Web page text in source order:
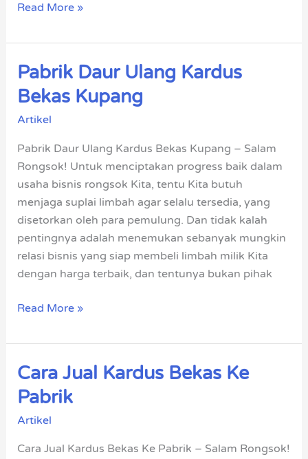
Read More »
Pabrik Daur Ulang Kardus
Bekas Kupang
Artikel
Pabrik Daur Ulang Kardus Bekas Kupang – Salam
Rongsok! Untuk menciptakan progress baik dalam
usaha bisnis rongsok Kita, tentu Kita butuh
menjaga suplai limbah agar selalu tersedia, yang
disetorkan oleh para pemulung. Dan tidak kalah
pentingnya adalah menemukan sebanyak mungkin
relasi bisnis yang siap membeli limbah milik Kita
dengan harga terbaik, dan tentunya bukan pihak
Pabrik
Daur
Ulang
Kardus
Read More »
Cara Jual Kardus Bekas Ke
Pabrik
Artikel
Cara Jual Kardus Bekas Ke Pabrik – Salam Rongsok!
Cara
Jual
Kardus
Bekas